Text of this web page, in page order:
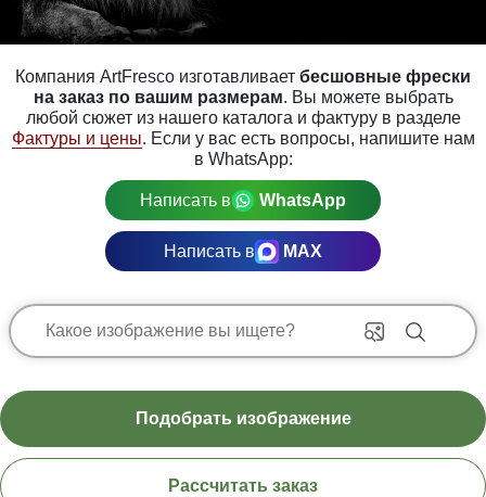
Компания ArtFresco изготавливает бесшовные фрески
на заказ по вашим размерам. Вы можете выбрать
любой сюжет из нашего каталога и фактуру в разделе
Фактуры и цены. Если у вас есть вопросы, напишите нам
в WhatsApp:
Написать в WhatsApp
Написать в MAX
Подобрать изображение
Рассчитать заказ